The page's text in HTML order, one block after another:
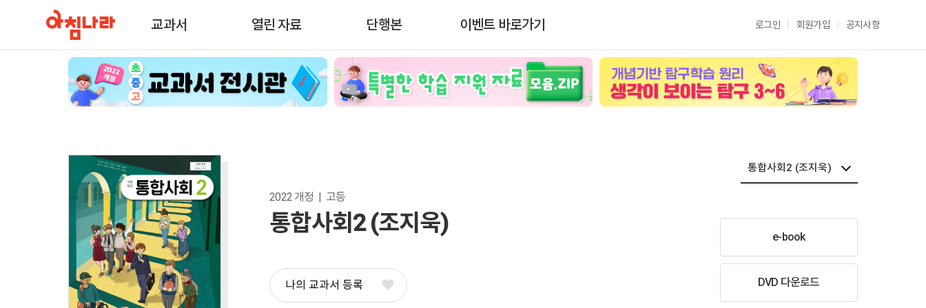
교과서 열린 자료 단행본 이벤트 바로가기 로그인 회원가입 공지사항
2022 개정  |  고등
통합사회2 (조지욱)
나의 교과서 등록
e-book
DVD 다운로드